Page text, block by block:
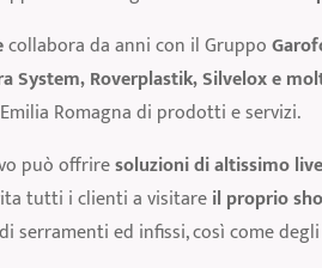
collabora da anni con il Gruppo
System, Roverplastik, Silvelox e
Romagna di prodotti e servizi.
può offriresoluzioni di altissimo
tutti i clienti a visitareil proprio
serramenti ed infissi, così come